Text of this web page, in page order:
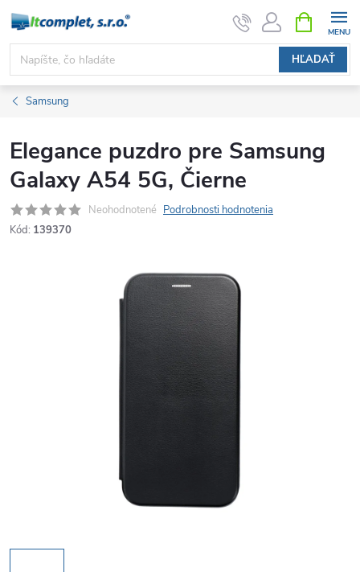
Prejsť
obsah
HĽADAŤ
KOŠÍK
Samsung
Elegance puzdro pre Samsung
Galaxy A54 5G, Čierne
Neohodnotené Podrobnosti hodnotenia
Kód: 139370